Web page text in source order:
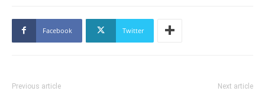
Facebook Twitter
Previous article Next article